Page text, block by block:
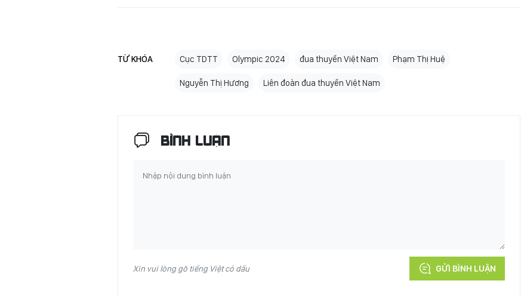
TỪ KHÓA Cục TDTT Olympic 2024 đua thuyền Việt Nam Phạm Thị Huệ
Nguyễn Thị Hương Liên đoàn đua thuyền Việt Nam
BÌNH LUẬN
Xin vui lòng gõ tiếng Việt có dấu GỬI BÌNH LUẬN